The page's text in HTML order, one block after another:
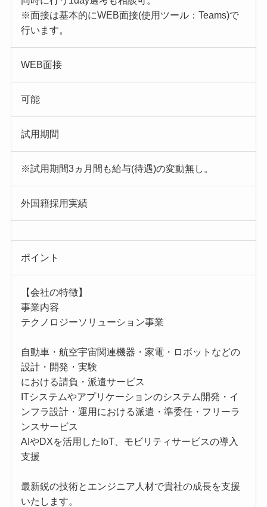
※面接は基本的にWEB面接(使用ツール：Teams)で
行います。
WEB面接
可能
試用期間
※試用期間3ヵ月間も給与(待遇)の変動無し。
外国籍採用実績
ポイント
【会社の特徴】
事業内容
テクノロジーソリューション事業
自動車・航空宇宙関連機器・家電・ロボットなどの
設計・開発・実験
における請負・派遣サービス
ITシステムやアプリケーションのシステム開発・イ
ンフラ設計・運用における派遣・準委任・フリーラ
ンスサービス
AIやDXを活用したIoT、モビリティサービスの導入
支援
最新鋭の技術とエンジニア人材で貴社の成長を支援
いたします。